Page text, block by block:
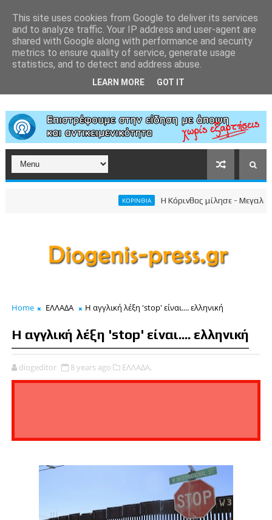
ΚΟΡΙΝΘΙΑ Η Κόρινθος μίλησε -
Home ΕΛΛΑΔΑ Η αγγλική λέξη 'stop' είναι.... ελληνική
Η αγγλική λέξη 'stop' είναι.... ελληνική
diogeditor 8 years ago ΕΛΛΑΔΑ,
This site uses cookies from Google to deliver its services
and to analyze traffic. Your IP address and user-agent are
shared with Google along with performance and security
metrics to ensure quality of service, generate usage
statistics, and to detect and address abuse.
LEARN MORE GOT IT